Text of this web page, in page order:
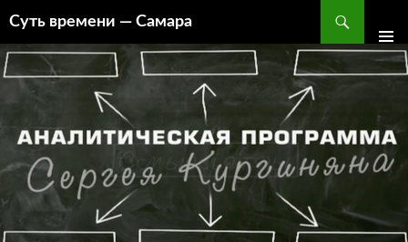
Суть времени — Самара
К
СОДЕРЖИМОМУ